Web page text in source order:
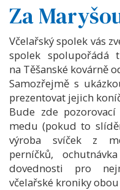
Za
Včelařský spolek vás
spolek spolupořádá
na Těšanské kovárně
Samozřejmě s
prezentovat jejich
Bude zde
medu (pokud to
výroba svíček z
perníčků,
dovednosti pro
včelařské kroniky obou